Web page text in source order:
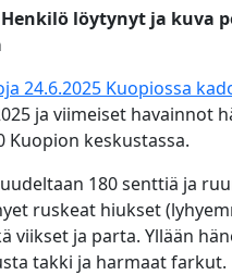
Henkilö löytynyt ja kuva
24.6.2025 Kuopiossa
ja viimeiset havainnot
Kuopion keskustassa.
180 senttiä ja
ruskeat hiukset
viikset ja parta. Yllään
takki ja harmaat farkut.